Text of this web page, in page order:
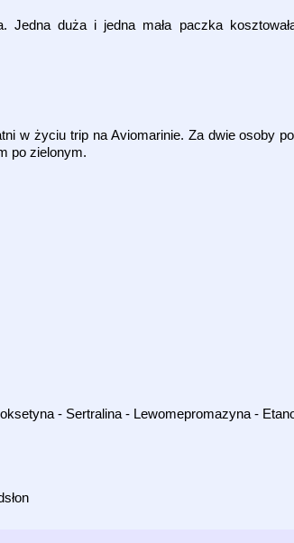
duża i jedna mała paczka
w życiu trip na Aviomarinie. Za dwie osoby
po zielonym.
- Sertralina - Lewomepromazyna -